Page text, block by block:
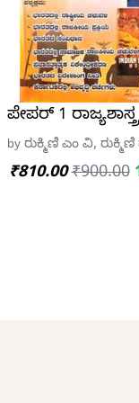
ಪಿಎಸ್ಐ
ಪೇಪರ್ 1
by ರುಕ್ಮಿಣಿ ಎಂ ವಿ, ರುಕ್ಮಿಣಿ
₹810.00 ₹900.00